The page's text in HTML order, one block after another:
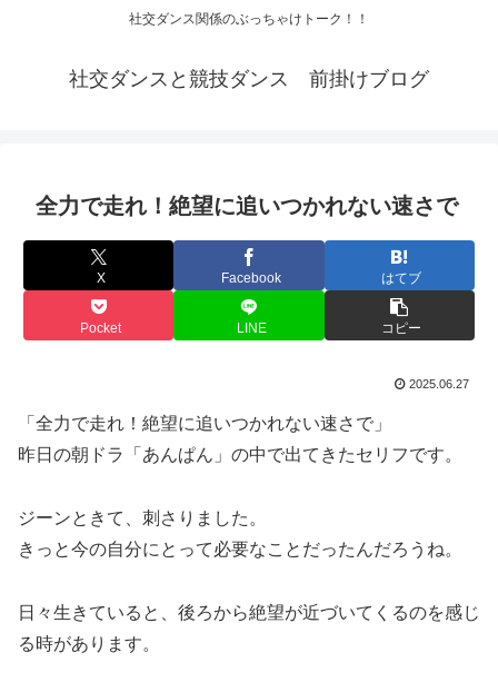
社交ダンス関係のぶっちゃけトーク！！
社交ダンスと競技ダンス 前掛けブログ
全力で走れ！絶望に追いつかれない速さで
X Facebook はてブ
Pocket LINE コピー
2025.06.27
「全力で走れ！絶望に追いつかれない速さで」
昨日の朝ドラ「あんぱん」の中で出てきたセリフです。
ジーンときて、刺さりました。
きっと今の自分にとって必要なことだったんだろうね。
日々生きていると、後ろから絶望が近づいてくるのを感じ
る時があります。